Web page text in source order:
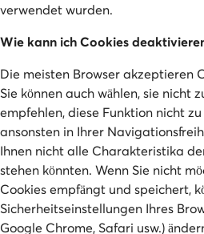
verwendet wurden.
Wie kann ich Cookies
Die meisten Browser akzeptieren
Sie können auch wählen, sie nicht
empfehlen, diese Funktion nicht
ansonsten in Ihrer
Ihnen nicht alle Charakteristika
stehen könnten. Wenn Sie nicht
Cookies empfängt und speichert,
Sicherheitseinstellungen Ihres
Google Chrome, Safari usw.)